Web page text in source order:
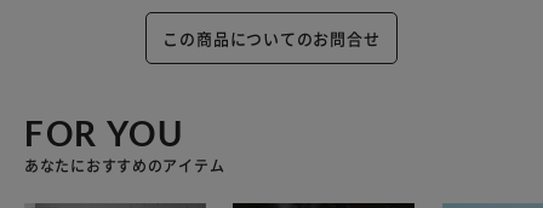
この商品についてのお問合せ
FOR YOU
あなたにおすすめのアイテム